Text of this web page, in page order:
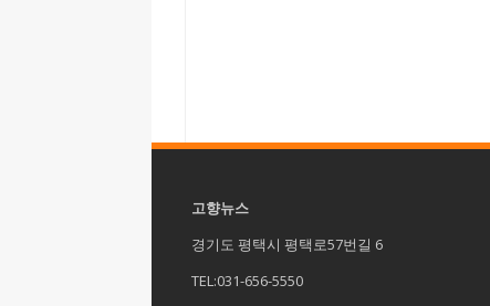
고향뉴스
경기도 평택시 평택로57번길 6
TEL:031-656-5550